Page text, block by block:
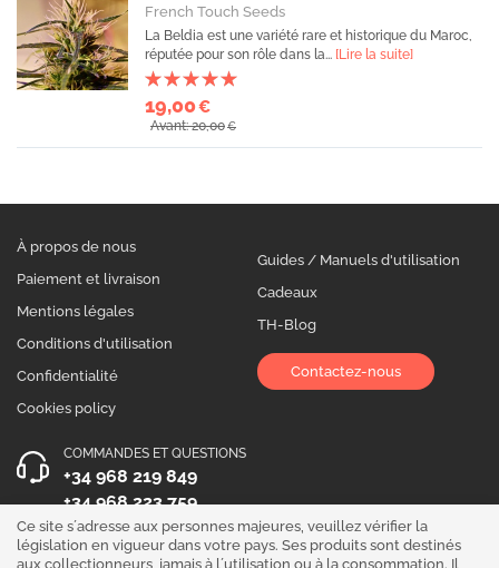
French Touch Seeds
La Beldia est une variété rare et historique du Maroc,
réputée pour son rôle dans la... [Lire la suite]
19,00€
Avant: 20,00€
À propos de nous
Paiement et livraison
Mentions légales
Conditions d'utilisation
Confidentialité
Cookies policy
Guides / Manuels d'utilisation
Cadeaux
TH-Blog
Contactez-nous
COMMANDES ET QUESTIONS
+34 968 219 849
+34 968 223 759
HEURES D´OUVERTURE
Ce site s´adresse aux personnes majeures, veuillez vérifier la
législation en vigueur dans votre pays. Ses produits sont destinés
aux collectionneurs, jamais à l´utilisation ou à la consommation. Il